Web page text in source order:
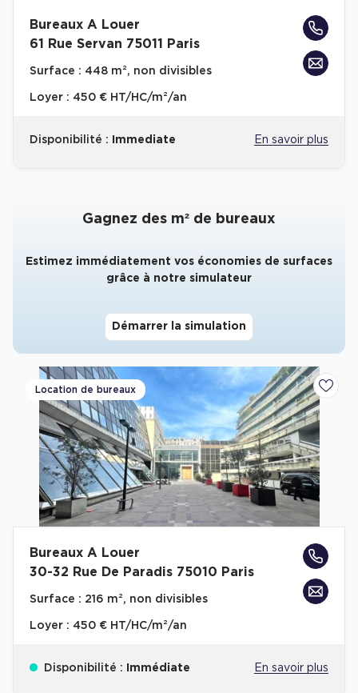
Collections de Logistique
Entrepôts XXL
Location de Commerces à Paris
Location de Commerces à Toulouse
Location de Commerces à Reims
Achat de Commerces
Achat de Commerces à Nîmes
Achat de Commerces à Toulouse
Achat de Commerces à Marseille
Achat de Commerces à Dijon
Bureaux privés
Bureaux privés à Paris
Bureaux privés à Lyon
Bureaux privés à Marseille
Bureaux A Louer
61 Rue Servan 75011 Paris
Surface : 448 m², non divisibles
Loyer : 450 € HT/HC/m²/an
Disponibilité : Immediate En savoir plus
Gagnez des m² de bureaux
Estimez immédiatement vos économies de surfaces
grâce à notre simulateur
Démarrer la simulation
Location de bureaux
Bureaux A Louer
30-32 Rue De Paradis 75010 Paris
Surface : 216 m², non divisibles
Loyer : 450 € HT/HC/m²/an
Disponibilité : Immédiate En savoir plus